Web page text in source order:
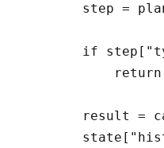
step =
if
result =